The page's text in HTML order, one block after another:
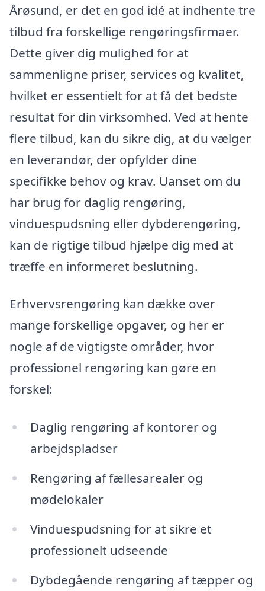
Årøsund, er det en god idé at indhente tre
tilbud fra forskellige rengøringsfirmaer.
Dette giver dig mulighed for at
sammenligne priser, services og kvalitet,
hvilket er essentielt for at få det bedste
resultat for din virksomhed. Ved at hente
flere tilbud, kan du sikre dig, at du vælger
en leverandør, der opfylder dine
specifikke behov og krav. Uanset om du
har brug for daglig rengøring,
vinduespudsning eller dybderengøring,
kan de rigtige tilbud hjælpe dig med at
træffe en informeret beslutning.
Erhvervsrengøring kan dække over
mange forskellige opgaver, og her er
nogle af de vigtigste områder, hvor
professionel rengøring kan gøre en
forskel:
Daglig rengøring af kontorer og
arbejdspladser
Rengøring af fællesarealer og
mødelokaler
Vinduespudsning for at sikre et
professionelt udseende
Dybdegående rengøring af tæpper og